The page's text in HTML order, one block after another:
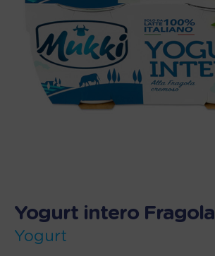
Yogurt intero Fragola
Yogurt